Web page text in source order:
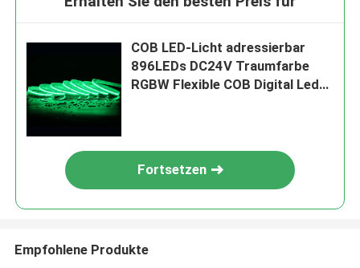
COB LED-Licht adressierbar
896LEDs DC24V Traumfarbe
RGBW Flexible COB Digital Led
Fortsetzen
Empfohlene Produkte